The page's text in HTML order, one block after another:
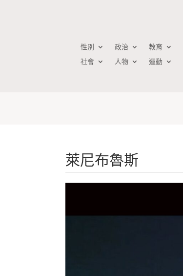
性別 政治 教育
社會
人物 運動
萊尼布魯斯